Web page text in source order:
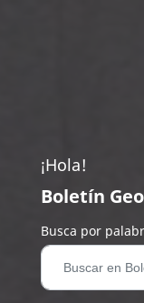
¡Hola!
Boletín
Busca por